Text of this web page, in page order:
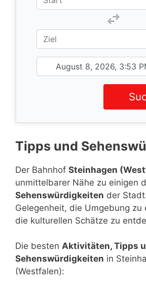
Tipps und
Der Bahnhof Steinhagen
unmittelbarer Nähe zu einigen
Sehenswürdigkeiten der
Gelegenheit, die Umgebung zu
die kulturellen Schätze zu
Die besten Aktivitäten, Tipps
Sehenswürdigkeiten in
(Westfalen):